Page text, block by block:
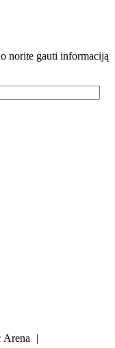
norite gauti informaciją
Arena
|